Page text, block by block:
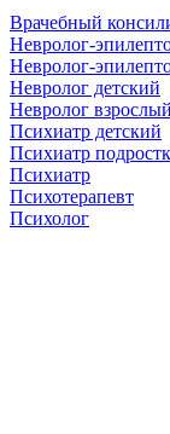
Врачебный
Невролог-
Невролог-
Невролог детский
Невролог взрослый
Психиатр детский
Психиатр
Психиатр
Психотерапевт
Психолог